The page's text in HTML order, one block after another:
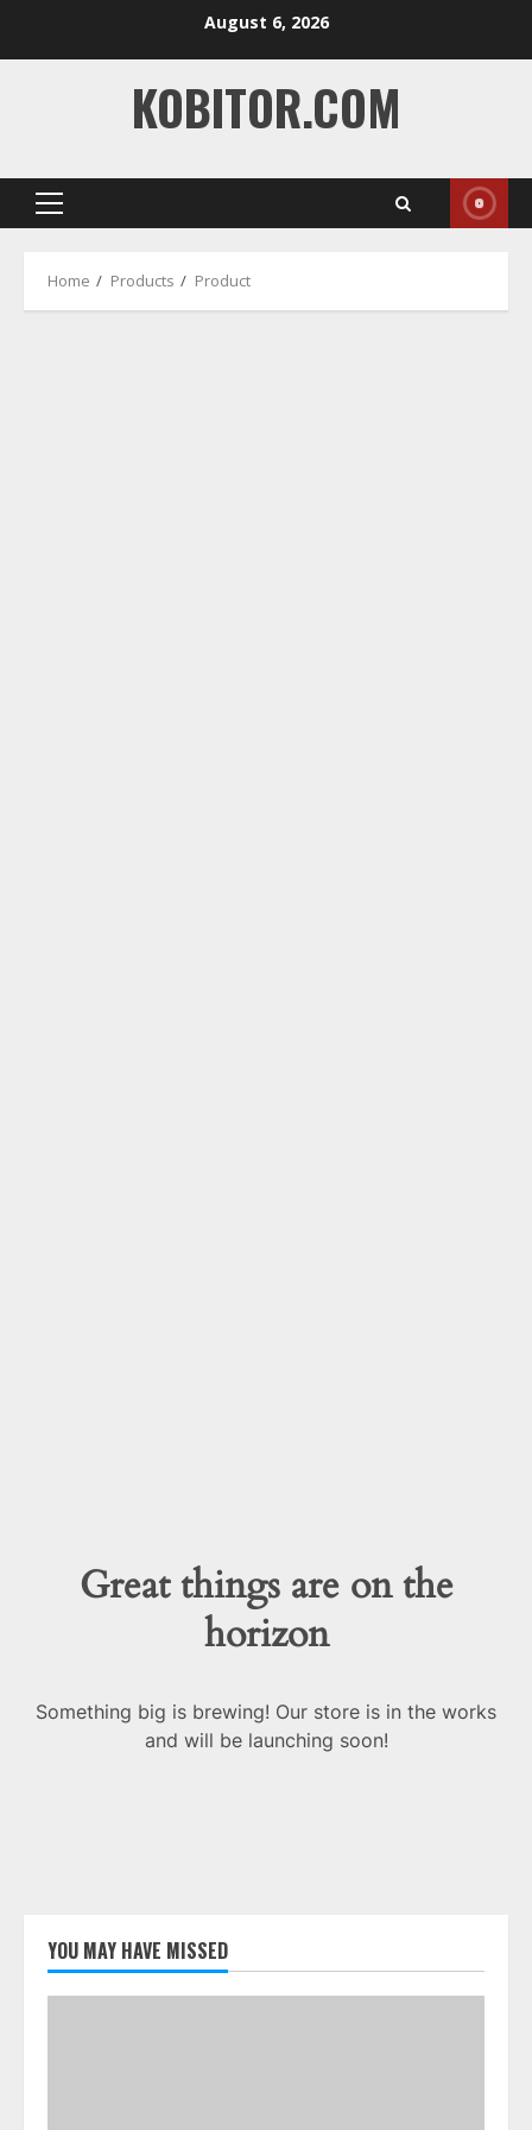
August 6, 2026
KOBITOR.COM
Primary
Home Products Product
Great things are on the
horizon
Something big is brewing! Our store is in the works
and will be launching soon!
YOU MAY HAVE MISSED